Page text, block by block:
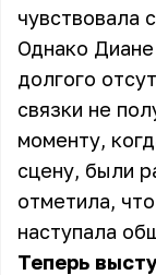
чувствовала
Однако
долгого
связки не
моменту,
сцену, были
отметила,
наступала
Теперь